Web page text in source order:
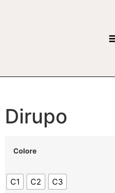
Dirupo
Colore
C1 C2 C3